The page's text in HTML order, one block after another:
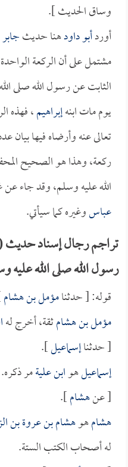
وساق الحديث ].
أوردأبو داودهنا حديثجابر
مشتمل على أن الركعة
الثابت عن رسول الله صلى
يوم مات ابنهإبراهيم، فهذه
تعالى عنه وأرضاه فيها بيان
ركعة، وهذا هو الصحيح
الله عليه وسلم، وقد جاء عن
عباسوغيره كما سيأتي.
تراجم رجال إسناد
رسول الله صلى الله عليه
قوله: [ حدثنامؤمل بن هشام
مؤمل بن هشامثقة، أخرج له
[ حدثناإسماعيل].
إسماعيلهوابن عليةمر ذكره.
[ عنهشام].
هشامهوهشام بن عروة بن
له أصحاب الكتب الستة.